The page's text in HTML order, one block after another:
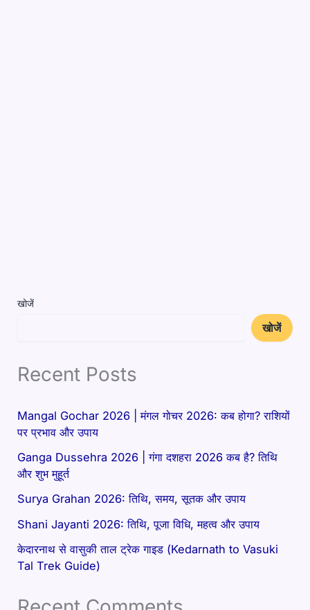
खोजें
खोजें
Recent Posts
Mangal Gochar 2026 | मंगल गोचर 2026: कब होगा? राशियों
पर प्रभाव और उपाय
Ganga Dussehra 2026 | गंगा दशहरा 2026 कब है? तिथि
और शुभ मुहूर्त
Surya Grahan 2026: तिथि, समय, सूतक और उपाय
Shani Jayanti 2026: तिथि, पूजा विधि, महत्व और उपाय
केदारनाथ से वासुकी ताल ट्रेक गाइड (Kedarnath to Vasuki
Tal Trek Guide)